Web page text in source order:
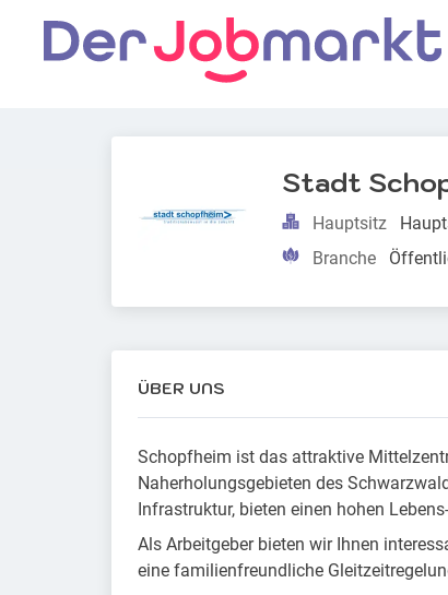
Stadt
Hauptsitz
Branche
ÜBER UNS
Schopfheim ist das attraktive
Naherholungsgebieten des
Infrastruktur, bieten einen hohen
Als Arbeitgeber bieten wir Ihnen
eine familienfreundliche